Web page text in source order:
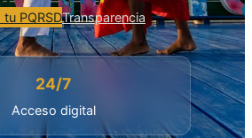
tu PQRSDTransparencia
24/7
Acceso digital